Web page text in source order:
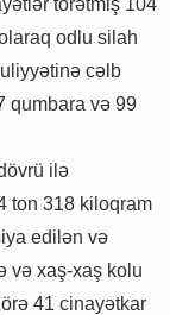
törətmiş 104
odlu silah
cəlb
qumbara və 99
ilə
ton 318 kiloqram
edilən və
və xaş-xaş kolu
41 cinayətkar